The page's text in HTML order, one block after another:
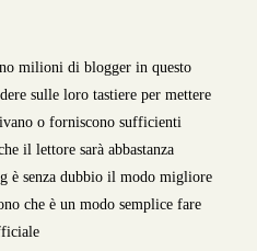
milioni di blogger in questo
sulle loro tastiere per mettere
o forniscono sufficienti
il lettore sarà abbastanza
è senza dubbio il modo migliore
che è un modo semplice fare